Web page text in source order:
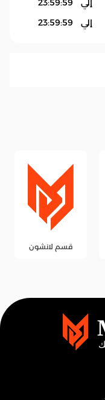
إلي
23:59:59
إلي 23:59:59
قسم لانشون